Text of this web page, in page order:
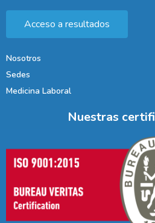
Acceso a resultados
Nosotros
Sedes
Medicina Laboral
Nuestras